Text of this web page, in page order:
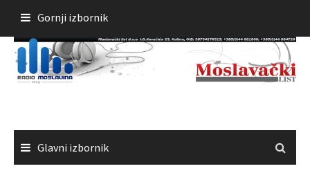
sadržaja
Gornji izbornik
Glavni izbornik